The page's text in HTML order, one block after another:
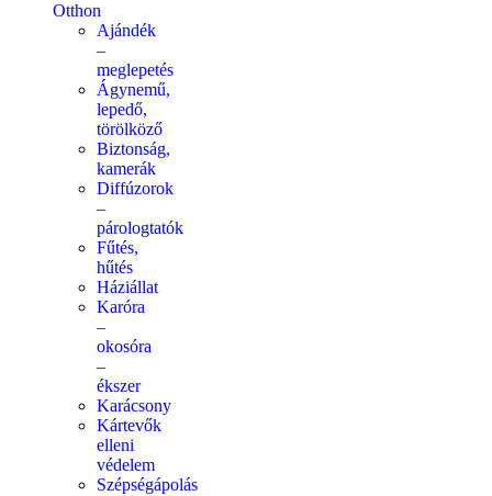
Otthon
Ajándék
–
meglepetés
Ágynemű,
lepedő,
törölköző
Biztonság,
kamerák
Diffúzorok
–
párologtatók
Fűtés,
hűtés
Háziállat
Karóra
–
okosóra
–
ékszer
Karácsony
Kártevők
elleni
védelem
Szépségápolás